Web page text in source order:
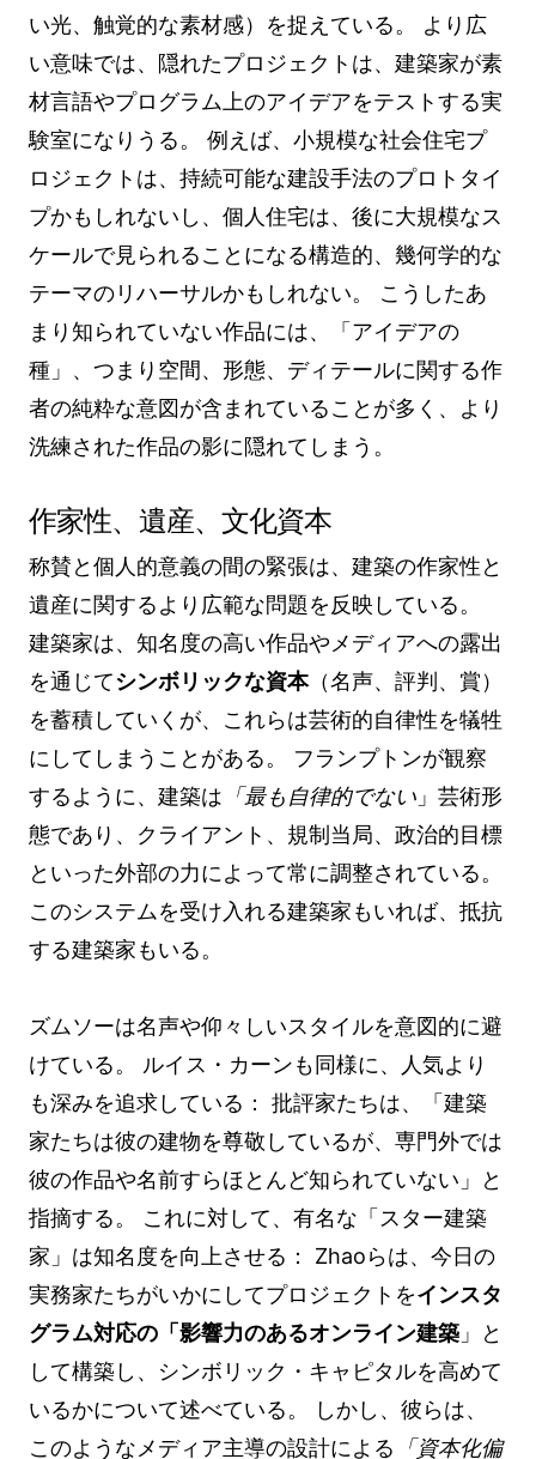
い光、触覚的な素材感）を捉えている。 より広
い意味では、隠れたプロジェクトは、建築家が素
材言語やプログラム上のアイデアをテストする実
験室になりうる。 例えば、小規模な社会住宅プ
ロジェクトは、持続可能な建設手法のプロトタイ
プかもしれないし、個人住宅は、後に大規模なス
ケールで見られることになる構造的、幾何学的な
テーマのリハーサルかもしれない。 こうしたあ
まり知られていない作品には、「アイデアの
種」、つまり空間、形態、ディテールに関する作
者の純粋な意図が含まれていることが多く、より
洗練された作品の影に隠れてしまう。
作家性、遺産、文化資本
称賛と個人的意義の間の緊張は、建築の作家性と
遺産に関するより広範な問題を反映している。
建築家は、知名度の高い作品やメディアへの露出
を通じてシンボリックな資本（名声、評判、賞）
を蓄積していくが、これらは芸術的自律性を犠牲
にしてしまうことがある。 フランプトンが観察
するように、建築は 「最も自律的でない 」芸術形
態であり、クライアント、規制当局、政治的目標
といった外部の力によって常に調整されている。
このシステムを受け入れる建築家もいれば、抵抗
する建築家もいる。
ズムソーは名声や仰々しいスタイルを意図的に避
けている。 ルイス・カーンも同様に、人気より
も深みを追求している： 批評家たちは、「建築
家たちは彼の建物を尊敬しているが、専門外では
彼の作品や名前すらほとんど知られていない」と
指摘する。 これに対して、有名な「スター建築
家」は知名度を向上させる： Zhaoらは、今日の
実務家たちがいかにしてプロジェクトをインスタ
グラム対応の「影響力のあるオンライン建築 」と
して構築し、シンボリック・キャピタルを高めて
いるかについて述べている。 しかし、彼らは、
このようなメディア主導の設計による 「資本化偏